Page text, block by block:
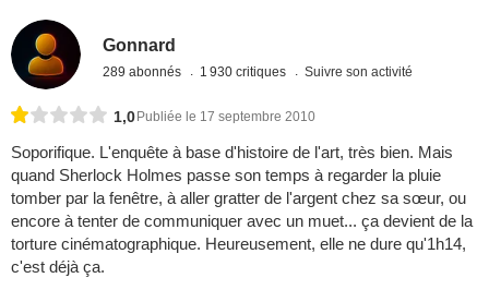
Gonnard
289 abonnés 1 930 critiques Suivre son activité
1,0 Publiée le 17 septembre 2010
Soporifique. L'enquête à base d'histoire de l'art, très bien. Mais
quand Sherlock Holmes passe son temps à regarder la pluie
tomber par la fenêtre, à aller gratter de l'argent chez sa sœur, ou
encore à tenter de communiquer avec un muet... ça devient de la
torture cinématographique. Heureusement, elle ne dure qu'1h14,
c'est déjà ça.